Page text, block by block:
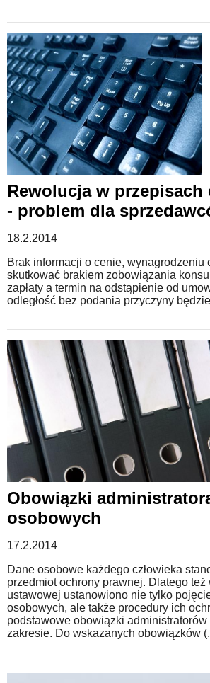
Rewolucja w przepisach
- problem dla
18.2.2014
Brak informacji o cenie, wynagrodzeniu
skutkować brakiem zobowiązania
zapłaty a termin na odstąpienie od
odległość bez podania przyczyny
Obowiązki
osobowych
17.2.2014
Dane osobowe każdego człowieka
przedmiot ochrony prawnej. Dlatego też
ustawowej ustanowiono nie tylko
osobowych, ale także procedury ich
podstawowe obowiązki administratorów
zakresie. Do wskazanych obowiązków